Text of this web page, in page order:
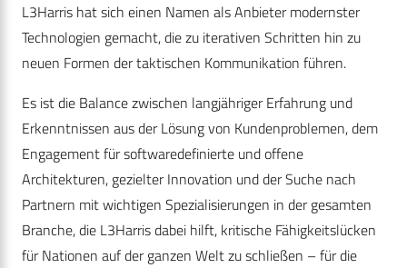
L3Harris hat sich einen Namen als Anbieter modernster
Technologien gemacht, die zu iterativen Schritten hin zu
neuen Formen der taktischen Kommunikation führen.
Es ist die Balance zwischen langjähriger Erfahrung und
Erkenntnissen aus der Lösung von Kundenproblemen, dem
Engagement für softwaredefinierte und offene
Architekturen, gezielter Innovation und der Suche nach
Partnern mit wichtigen Spezialisierungen in der gesamten
Branche, die L3Harris dabei hilft, kritische Fähigkeitslücken
für Nationen auf der ganzen Welt zu schließen – für die